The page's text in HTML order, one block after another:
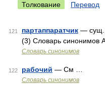
Толкование Перевод
121 партаппаратчик — сущ.,
(3) Словарь синонимов
Словарь синонимов
122 рабочий — См …
Словарь синонимов